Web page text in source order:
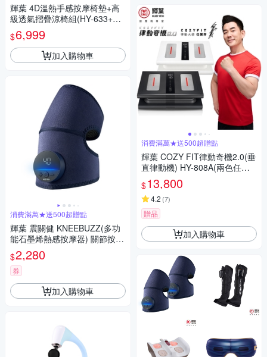
輝葉 4D溫熱手感按摩椅墊+高
級透氣摺疊涼椅組(HY-633+HY
-CR01)
$6,999
加入購物車
消費滿萬★送500超贈點
輝葉 震關健 KNEEBUZZ(多功
能石墨烯熱感按摩器) 關節按摩
膝蓋按摩 HY-762
$2,280
券
加入購物車
消費滿萬★送500超贈點
輝葉 COZY FIT律動奇機2.0(垂
直律動機) HY-808A(兩色任選)
重力黑/引力白
$13,800
4.2 (7)
贈品
加入購物車